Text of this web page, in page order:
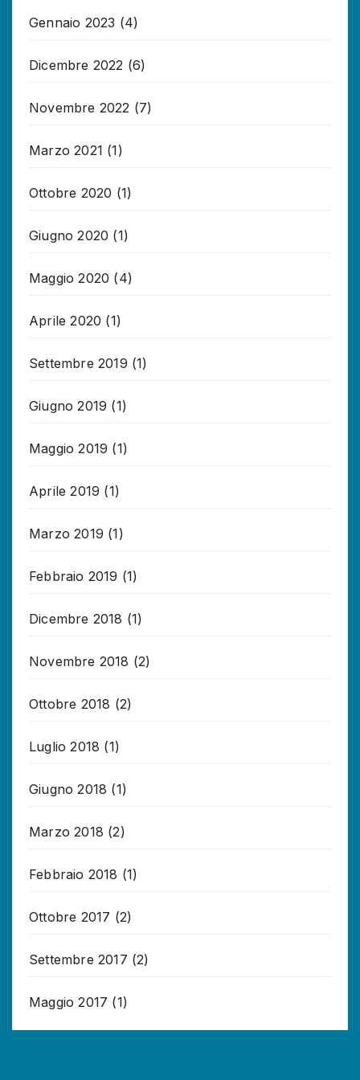
Gennaio 2023 (4)
Dicembre 2022 (6)
Novembre 2022 (7)
Marzo 2021 (1)
Ottobre 2020 (1)
Giugno 2020 (1)
Maggio 2020 (4)
Aprile 2020 (1)
Settembre 2019 (1)
Giugno 2019 (1)
Maggio 2019 (1)
Aprile 2019 (1)
Marzo 2019 (1)
Febbraio 2019 (1)
Dicembre 2018 (1)
Novembre 2018 (2)
Ottobre 2018 (2)
Luglio 2018 (1)
Giugno 2018 (1)
Marzo 2018 (2)
Febbraio 2018 (1)
Ottobre 2017 (2)
Settembre 2017 (2)
Maggio 2017 (1)